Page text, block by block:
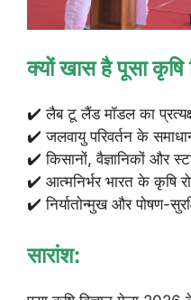
क्यों खास है पूसा
✔️ लैब टू लैंड मॉडल का
✔️ जलवायु परिवर्तन के
✔️ किसानों, वैज्ञानिकों और
✔️ आत्मनिर्भर भारत के कृषि
✔️ निर्यातोन्मुख और पोषण-
सारांश: